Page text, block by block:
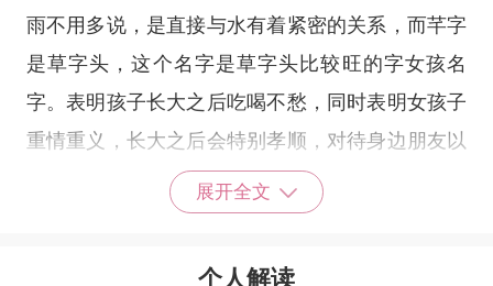
雨不用多说，是直接与水有着紧密的关系，而芊字
是草字头，这个名字是草字头比较旺的字女孩名
字。表明孩子长大之后吃喝不愁，同时表明女孩子
重情重义，长大之后会特别孝顺，对待身边朋友以
及家人都特别好。
展开全文
个人解读